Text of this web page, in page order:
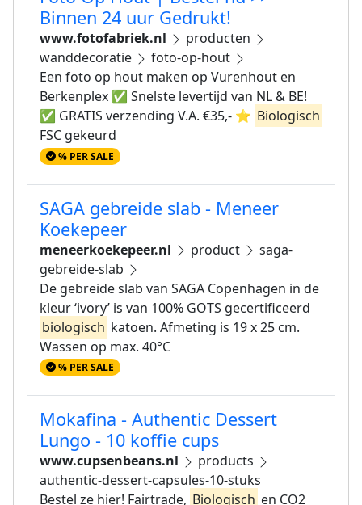
Binnen 24 uur Gedrukt!
www.fotofabriek.nl
producten
wanddecoratie
foto-op-hout
Een foto op hout maken op Vurenhout en
Berkenplex ✅ Snelste levertijd van NL & BE!
✅ GRATIS verzending V.A. €35,- ⭐ Biologisch
FSC gekeurd
% PER SALE
SAGA gebreide slab - Meneer
Koekepeer
meneerkoekepeer.nl product
saga-
gebreide-slab
De gebreide slab van SAGA Copenhagen in de
kleur ‘ivory’ is van 100% GOTS gecertificeerd
biologisch katoen. Afmeting is 19 x 25 cm.
Wassen op max. 40°C
% PER SALE
Mokafina - Authentic Dessert
Lungo - 10 koffie cups
www.cupsenbeans.nl
products
authentic-dessert-capsules-10-stuks
Bestel ze hier! Fairtrade, Biologisch en CO2